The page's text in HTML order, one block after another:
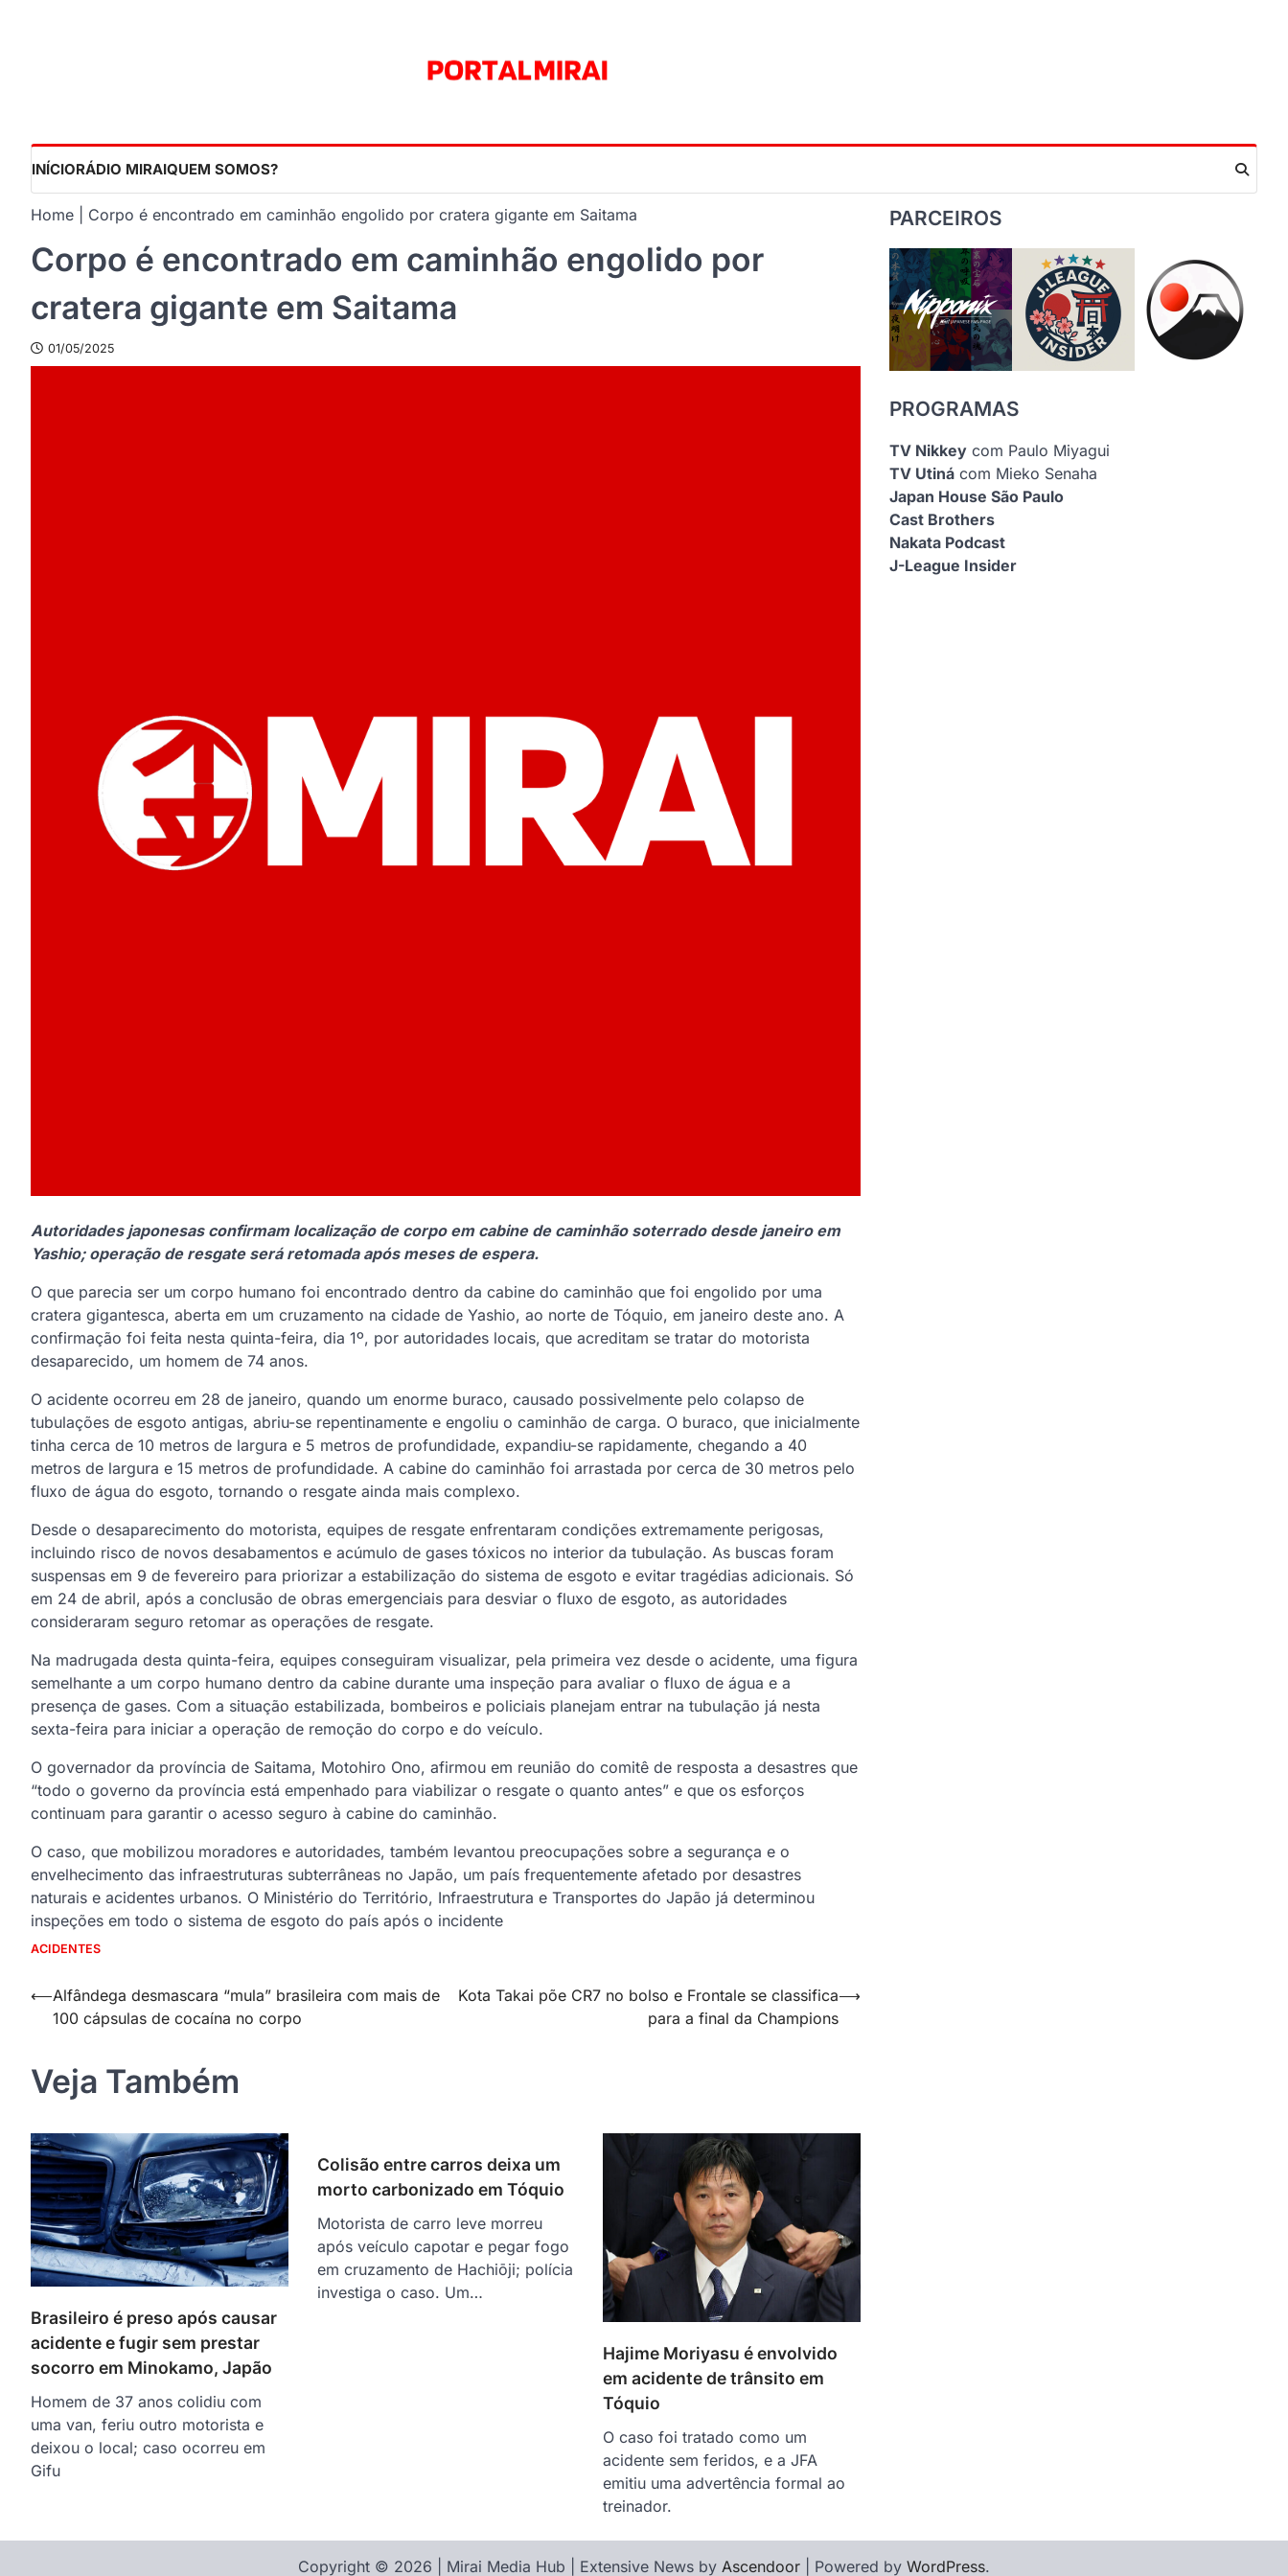
INÍCIORÁDIO MIRAIQUEM SOMOS?
Home Corpo é encontrado em caminhão engolido por cratera gigante em Saitama
Corpo é encontrado em caminhão engolido por
cratera gigante em Saitama
01/05/2025
Autoridades japonesas confirmam localização de corpo em cabine de caminhão soterrado desde janeiro em
Yashio; operação de resgate será retomada após meses de espera.
O que parecia ser um corpo humano foi encontrado dentro da cabine do caminhão que foi engolido por uma
cratera gigantesca, aberta em um cruzamento na cidade de Yashio, ao norte de Tóquio, em janeiro deste ano. A
confirmação foi feita nesta quinta-feira, dia 1º, por autoridades locais, que acreditam se tratar do motorista
desaparecido, um homem de 74 anos.
O acidente ocorreu em 28 de janeiro, quando um enorme buraco, causado possivelmente pelo colapso de
tubulações de esgoto antigas, abriu-se repentinamente e engoliu o caminhão de carga. O buraco, que inicialmente
tinha cerca de 10 metros de largura e 5 metros de profundidade, expandiu-se rapidamente, chegando a 40
metros de largura e 15 metros de profundidade. A cabine do caminhão foi arrastada por cerca de 30 metros pelo
fluxo de água do esgoto, tornando o resgate ainda mais complexo.
Desde o desaparecimento do motorista, equipes de resgate enfrentaram condições extremamente perigosas,
incluindo risco de novos desabamentos e acúmulo de gases tóxicos no interior da tubulação. As buscas foram
suspensas em 9 de fevereiro para priorizar a estabilização do sistema de esgoto e evitar tragédias adicionais. Só
em 24 de abril, após a conclusão de obras emergenciais para desviar o fluxo de esgoto, as autoridades
consideraram seguro retomar as operações de resgate.
Na madrugada desta quinta-feira, equipes conseguiram visualizar, pela primeira vez desde o acidente, uma figura
semelhante a um corpo humano dentro da cabine durante uma inspeção para avaliar o fluxo de água e a
presença de gases. Com a situação estabilizada, bombeiros e policiais planejam entrar na tubulação já nesta
sexta-feira para iniciar a operação de remoção do corpo e do veículo.
O governador da província de Saitama, Motohiro Ono, afirmou em reunião do comitê de resposta a desastres que
“todo o governo da província está empenhado para viabilizar o resgate o quanto antes” e que os esforços
continuam para garantir o acesso seguro à cabine do caminhão.
O caso, que mobilizou moradores e autoridades, também levantou preocupações sobre a segurança e o
envelhecimento das infraestruturas subterrâneas no Japão, um país frequentemente afetado por desastres
naturais e acidentes urbanos. O Ministério do Território, Infraestrutura e Transportes do Japão já determinou
inspeções em todo o sistema de esgoto do país após o incidente
ACIDENTES
Navegação
⟵Alfândega desmascara “mula” brasileira com mais de
100 cápsulas de cocaína no corpo
Kota Takai põe CR7 no bolso e Frontale se classifica
para a final da Champions
⟶
Veja Também
Brasileiro é preso após causar
acidente e fugir sem prestar
socorro em Minokamo, Japão
Homem de 37 anos colidiu com
uma van, feriu outro motorista e
deixou o local; caso ocorreu em
Gifu
Colisão entre carros deixa um
morto carbonizado em Tóquio
Motorista de carro leve morreu
após veículo capotar e pegar fogo
em cruzamento de Hachiōji; polícia
investiga o caso. Um…
Hajime Moriyasu é envolvido
em acidente de trânsito em
Tóquio
O caso foi tratado como um
acidente sem feridos, e a JFA
emitiu uma advertência formal ao
treinador.
PARCEIROS
PROGRAMAS
TV Nikkey com Paulo Miyagui
TV Utiná com Mieko Senaha
Japan House São Paulo
Cast Brothers
Nakata Podcast
J-League Insider
Copyright © 2026 | Mirai Media Hub | Extensive News by Ascendoor | Powered by WordPress.